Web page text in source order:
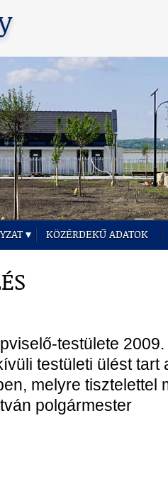
KÖZÉRDEKŰ ADATOK
testülete
testületi ülést tart
melyre tisztelettel
polgármester